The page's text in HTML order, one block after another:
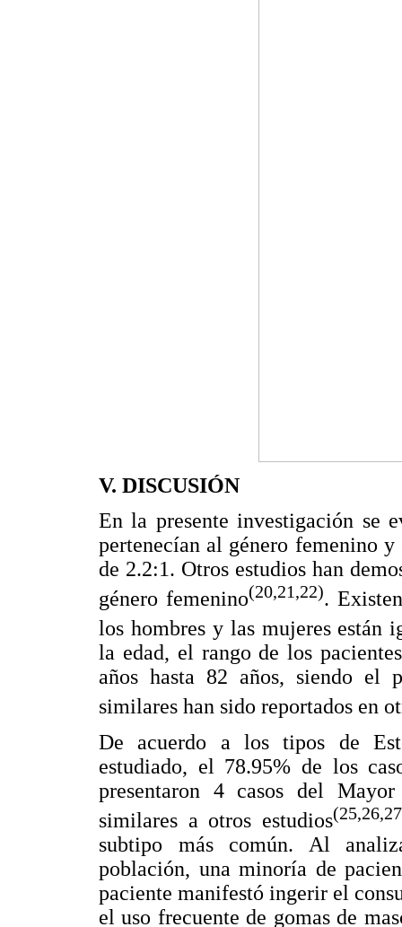
V. DISCUSIÓN
En la presente investigación se
pertenecían al género femenino
de 2.2:1. Otros estudios han
género femenino(20,21,22).
los hombres y las mujeres están
la edad, el rango de los
años hasta 82 años, siendo el
similares han sido reportados en
De acuerdo a los tipos de
estudiado, el 78.95% de los
presentaron 4 casos del
similares a otros estudios
subtipo más común. Al
población, una minoría de
paciente manifestó ingerir el
el uso frecuente de gomas de